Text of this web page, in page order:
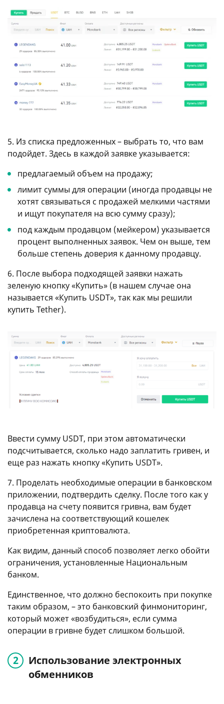
5. Из списка предложенных – выбрать то, что вам
подойдет. Здесь в каждой заявке указывается:
предлагаемый объем на продажу;
лимит суммы для операции (иногда продавцы не
хотят связываться с продажей мелкими частями
и ищут покупателя на всю сумму сразу);
под каждым продавцом (мейкером) указывается
процент выполненных заявок. Чем он выше, тем
больше степень доверия к данному продавцу.
6. После выбора подходящей заявки нажать
зеленую кнопку «Купить» (в нашем случае она
называется «Купить USDT», так как мы решили
купить Tether).
Ввести сумму USDT, при этом автоматически
подсчитывается, сколько надо заплатить гривен, и
еще раз нажать кнопку «Купить USDT».
7. Проделать необходимые операции в банковском
приложении, подтвердить сделку. После того как у
продавца на счету появится гривна, вам будет
зачислена на соответствующий кошелек
приобретенная криптовалюта.
Как видим, данный способ позволяет легко обойти
ограничения, установленные Национальным
банком.
Единственное, что должно беспокоить при покупке
таким образом, – это банковский финмониторинг,
который может «возбудиться», если сумма
операции в гривне будет слишком большой.
Использование электронных
обменников